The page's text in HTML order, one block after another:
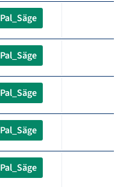
Pal_Säge
Pal_Säge
Pal_Säge
Pal_Säge
Pal_Säge